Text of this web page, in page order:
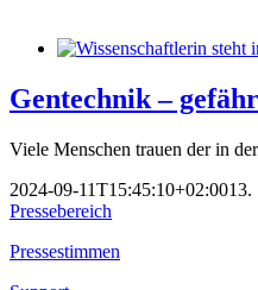
Gentechnik –
Viele Menschen trauen der in
2024-09-11T15:45:10+02:0013.
Pressebereich
Pressestimmen